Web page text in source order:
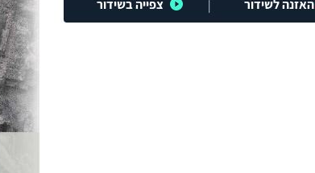
האזנה לשידור | צפייה בשידור